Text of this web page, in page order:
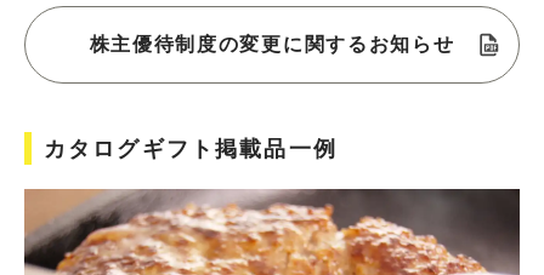
株主優待制度の変更に関するお知らせ
カタログギフト掲載品一例